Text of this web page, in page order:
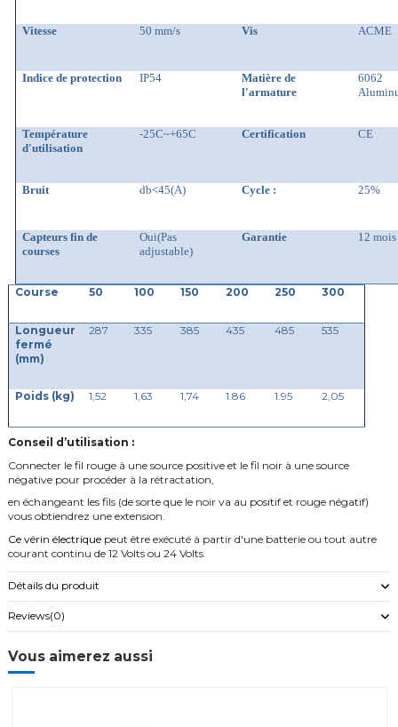
Vitesse 50 mm/s Vis ACME
Indice de protection IP54
Matière de
l'armature
6062
Température
d'utilisation
-25C~+65C Certification CE
Bruit db<45(A) Cycle : 25%
Capteurs fin de
courses
Oui(Pas
adjustable)
Garantie 12 mois
Course 50 100 150 200 250 300
Longueur
fermé
(mm)
287 335 385 435 485 535
Poids (kg) 1,52 1,63 1,74 1.86 1.95 2,05
Conseil d’utilisation :
Connecter le fil rouge à une source positive et le fil noir à une source
négative pour procéder à la rétractation,
en échangeant les fils (de sorte que le noir va au positif et rouge négatif)
vous obtiendrez une extension.
Ce vérin électrique peut être exécuté à partir d'une batterie ou tout autre
courant continu de 12 Volts ou 24 Volts.
Détails du produit
Reviews(0)
Vous aimerez aussi